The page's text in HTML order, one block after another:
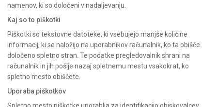
namenov, ki so določeni v nadaljevanju.
Kaj so to piškotki
Piškotki so tekstovne datoteke, ki vsebujejo manjše količine
informacij, ki se naložijo na uporabnikov računalnik, ko ta obišče
določeno spletno stran. Te podatke pregledovalnik shrani na
računalnik in jih pošlje nazaj spletnemu mestu vsakokrat, ko
spletno mesto obiščete.
Uporaba piškotkov